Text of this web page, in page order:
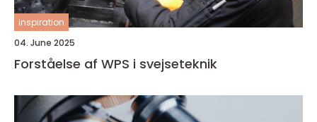
inspiration
04. June 2025
Forståelse af WPS i svejseteknik